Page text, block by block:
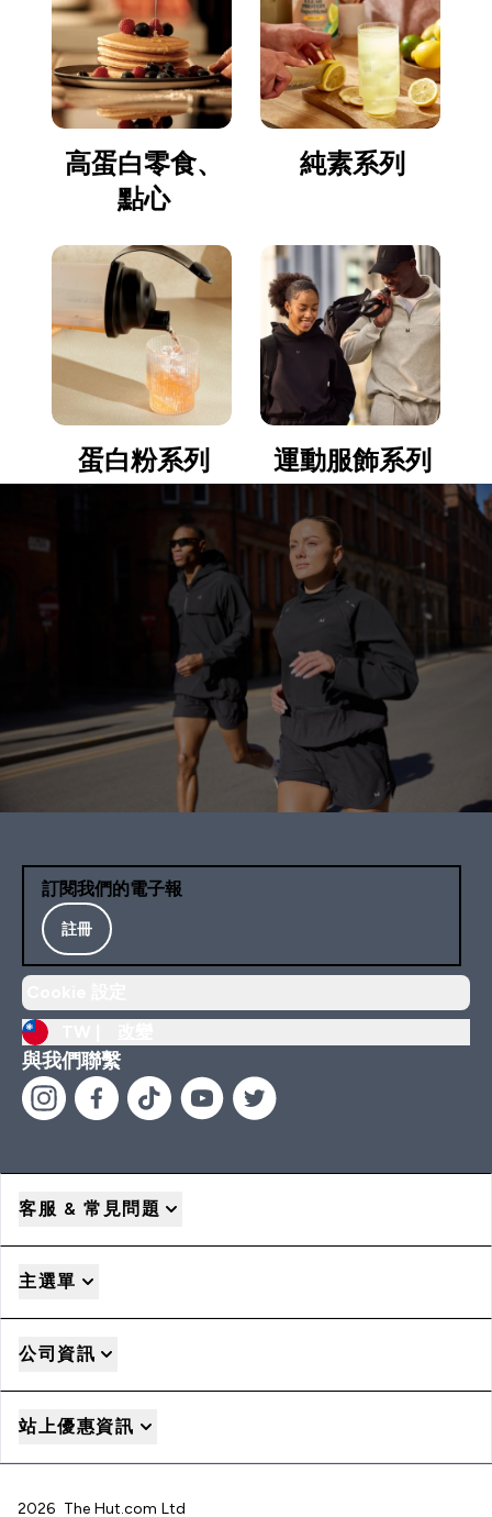
高蛋白零食、
點心
純素系列
蛋白粉系列 運動服飾系列
訂閱我們的電子報
註冊
與我們聯繫
客服 & 常見問題
主選單
公司資訊
站上優惠資訊
2026 The Hut.com Ltd